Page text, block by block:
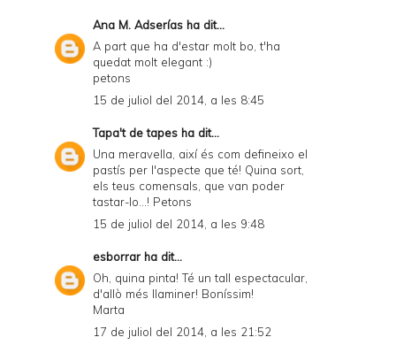
Ana M. Adserías ha dit...
A part que ha d'estar molt bo, t'ha
quedat molt elegant :)
petons
15 de juliol del 2014, a les 8:45
Tapa't de tapes ha dit...
Una meravella, així és com defineixo el
pastís per l'aspecte que té! Quina sort,
els teus comensals, que van poder
tastar-lo...! Petons
15 de juliol del 2014, a les 9:48
esborrar ha dit...
Oh, quina pinta! Té un tall espectacular,
d'allò més llaminer! Boníssim!
Marta
17 de juliol del 2014, a les 21:52